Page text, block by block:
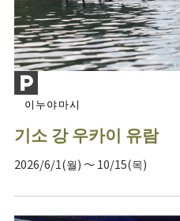
이누야마시
기소 강 우카이 유람
2026/6/1(월) ～ 10/15(목)